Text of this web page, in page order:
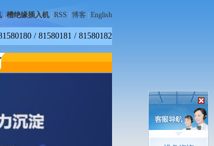
| 槽绝缘插入机| RSS 博客 English
/ 81580181 / 81580182